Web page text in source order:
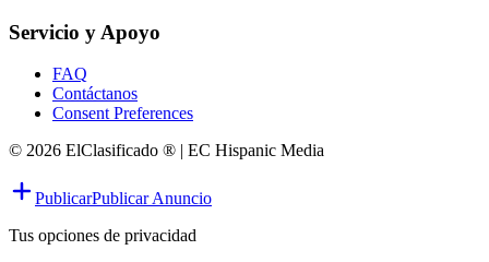
Servicio y Apoyo
FAQ
Contáctanos
Consent Preferences
© 2026 ElClasificado ® | EC Hispanic Media
PublicarPublicar Anuncio
Tus opciones de privacidad